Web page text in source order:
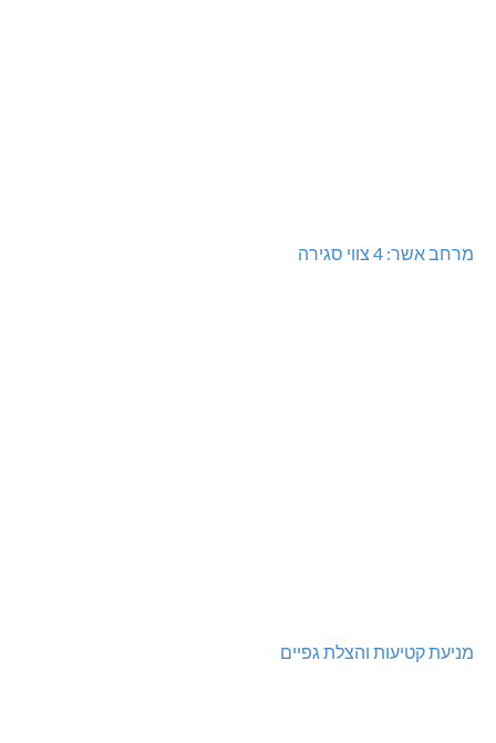
מרחב אשר: 4 צווי סגירה
מניעת קטיעות והצלת גפיים